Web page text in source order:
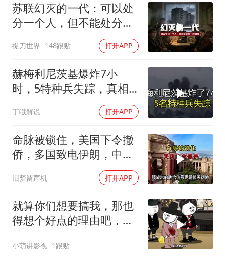
苏联幻灭的一代：可以处
分一个人，但不能处分一
捉刀世界 148跟贴 打开APP
赫梅利尼茨基爆炸7小
时，5特种兵失踪，真相
丁睋解说 打开APP
命脉被锁住，美国下令撤
侨，多国致电伊朗，中国
旧梦留声机 打开APP
就算你们想要搞我，那也
得想个好点的理由吧，这
小萌讲影视 1跟贴